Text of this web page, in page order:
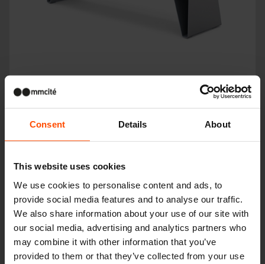
Consent Details About
This website uses cookies
We use cookies to personalise content and ads, to
provide social media features and to analyse our traffic.
We also share information about your use of our site with
our social media, advertising and analytics partners who
may combine it with other information that you’ve
provided to them or that they’ve collected from your use